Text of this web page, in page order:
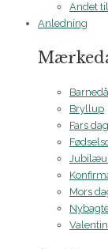
Andet
Anledning
Bryllup
Fars dag
Mors